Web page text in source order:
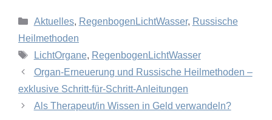
Kategorien
Aktuelles, RegenbogenLichtWasser, Russische
Heilmethoden
Schlagwörter
LichtOrgane, RegenbogenLichtWasser
Organ-Erneuerung und Russische Heilmethoden –
exklusive Schritt-für-Schritt-Anleitungen
Als Therapeut/in Wissen in Geld verwandeln?